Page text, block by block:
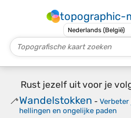
topographic-
Rust jezelf uit voor je
🦯Wandelstokken -
hellingen en ongelijke paden